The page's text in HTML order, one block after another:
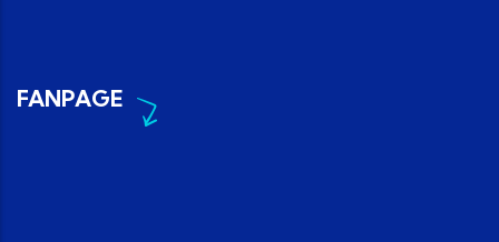
FANPAGE